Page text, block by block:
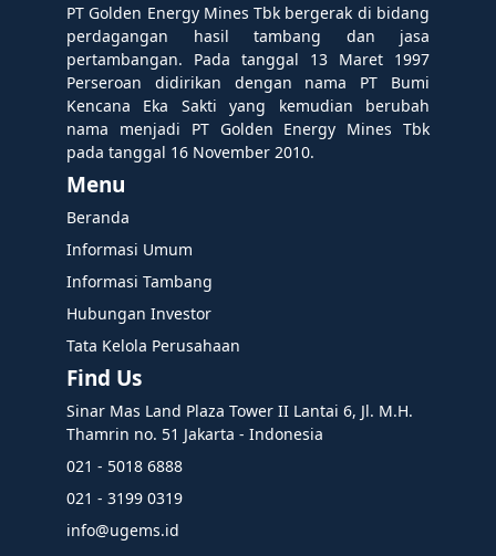
PT Golden Energy Mines Tbk bergerak di bidang
perdagangan hasil tambang dan jasa
pertambangan. Pada tanggal 13 Maret 1997
Perseroan didirikan dengan nama PT Bumi
Kencana Eka Sakti yang kemudian berubah
nama menjadi PT Golden Energy Mines Tbk
pada tanggal 16 November 2010.
Menu
Beranda
Informasi Umum
Informasi Tambang
Hubungan Investor
Tata Kelola Perusahaan
Find Us
Sinar Mas Land Plaza Tower II Lantai 6, Jl. M.H.
Thamrin no. 51 Jakarta - Indonesia
021 - 5018 6888
021 - 3199 0319
info@ugems.id